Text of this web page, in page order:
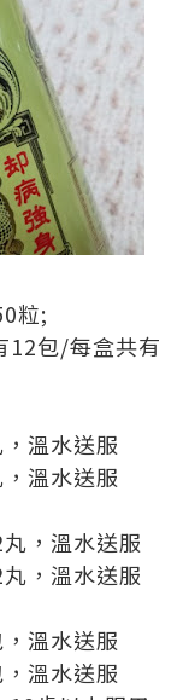
粒;
12包/每盒共有
溫水送服
溫水送服
，溫水送服
，溫水送服
溫水送服
溫水送服